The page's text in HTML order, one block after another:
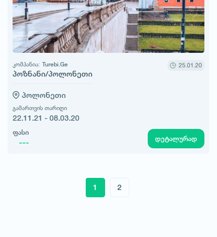
კომპანია: Turebi.Ge
პოზნანი/პოლონეთი
25.01.20
პოლონეთი
გამართვის თარიღი
22.11.21 - 08.03.20
ფასი
--- დეტალურად
1 2